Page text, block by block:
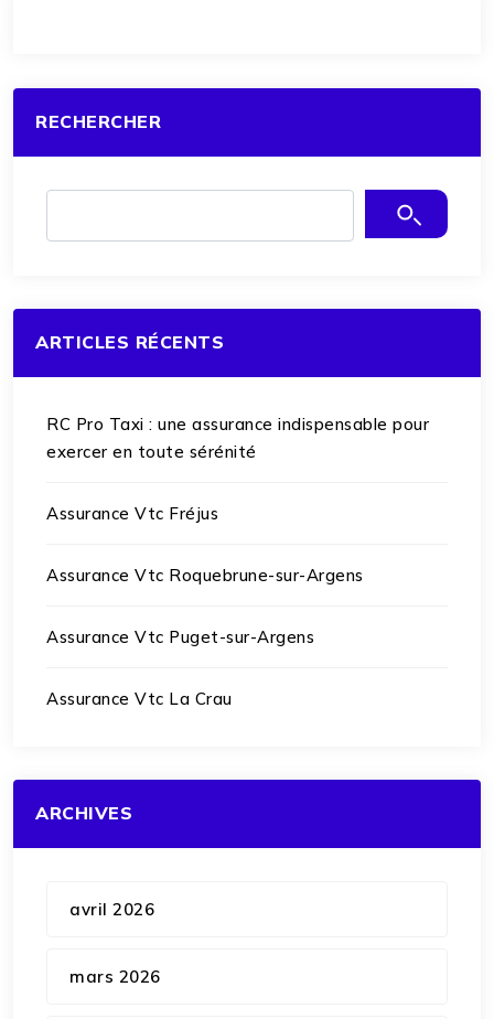
RECHERCHER
ARTICLES RÉCENTS
RC Pro Taxi : une assurance indispensable pour
exercer en toute sérénité
Assurance Vtc Fréjus
Assurance Vtc Roquebrune-sur-Argens
Assurance Vtc Puget-sur-Argens
Assurance Vtc La Crau
ARCHIVES
avril 2026
mars 2026